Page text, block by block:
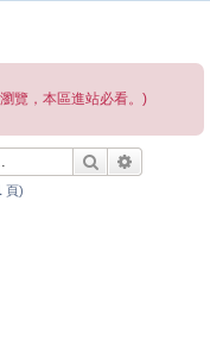
覽，本區進站必看。)
搜尋
頁)